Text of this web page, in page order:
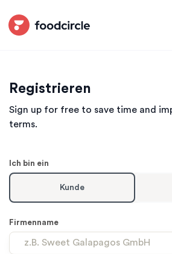
Registrieren
Sign up for free to save time and
terms.
Leave
this
with
text
Ich bin ein
Kunde
Firmenname